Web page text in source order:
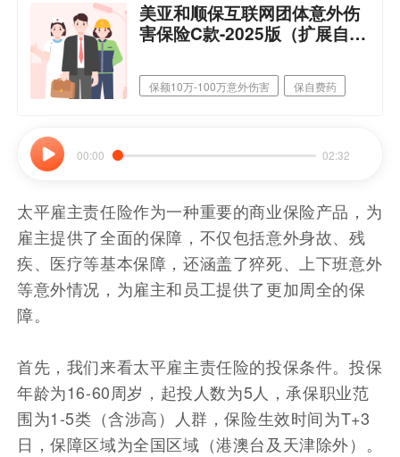
美亚和顺保互联网团体意外伤
害保险C款-2025版（扩展自费
保额10万-100万意外伤害
保自费药
00:00 02:32
太平雇主责任险作为一种重要的商业保险产品，为
雇主提供了全面的保障，不仅包括意外身故、残
疾、医疗等基本保障，还涵盖了猝死、上下班意外
等意外情况，为雇主和员工提供了更加周全的保
障。
首先，我们来看太平雇主责任险的投保条件。投保
年龄为16-60周岁，起投人数为5人，承保职业范
围为1-5类（含涉高）人群，保险生效时间为T+3
日，保障区域为全国区域（港澳台及天津除外）。